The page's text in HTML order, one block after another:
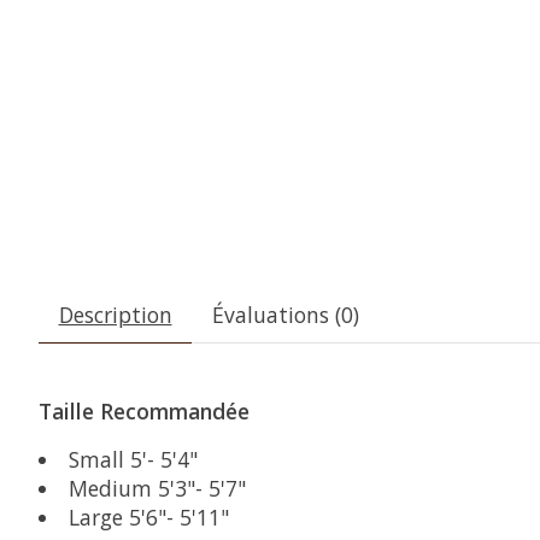
Description Évaluations (0)
Taille Recommandée
Small 5'- 5'4"
Medium 5'3"- 5'7"
Large 5'6"- 5'11"